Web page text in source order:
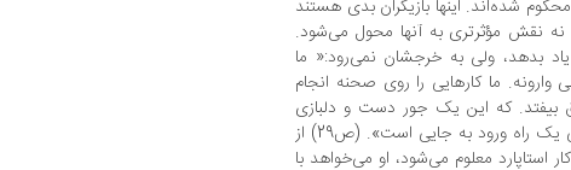
شده‌اند. اینها بازیگران بدی هستند
نه نقش مؤثرتری به آنها محول می‌شود.
بدهد، ولی به خرجشان نمی‌رود:« ما
ما کارهایی را روی صحنه انجام
که این یک جور دست و دلبازی
است، اگر توجه کرده باشید هر راه خروجی یک راه ورود به جایی است». (ص29) از
استاپارد معلوم می‌شود، او می‌خواهد با